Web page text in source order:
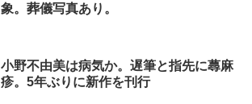
象。葬儀写真あり。
小野不由美は病気か。遅筆と指先に蕁麻
疹。5年ぶりに新作を刊行